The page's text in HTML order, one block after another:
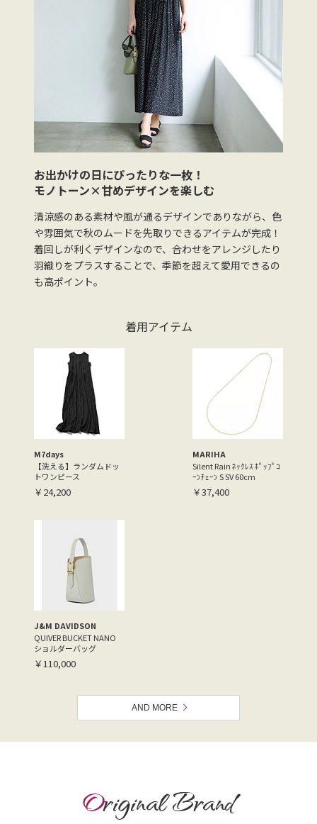
お出かけの日にぴったりな一枚！
モノトーン×甘めデザインを楽しむ
清涼感のある素材や風が通るデザインでありながら、色
や雰囲気で秋のムードを先取りできるアイテムが完成！
着回しが利くデザインなので、合わせをアレンジしたり
羽織りをプラスすることで、季節を超えて愛用できるの
も高ポイント。
着用アイテム
M7days
【洗える】ランダムドッ
トワンピース
￥24,200
MARIHA
Silent Rain ﾈｯｸﾚｽ ﾎﾟｯﾌﾟｺ
ｰﾝﾁｪｰﾝ S SV 60cm
￥37,400
J&M DAVIDSON
QUIVER BUCKET NANO
ショルダーバッグ
￥110,000
AND MORE
Original Brand